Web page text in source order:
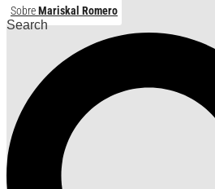
SobreMariskal Romero
Search